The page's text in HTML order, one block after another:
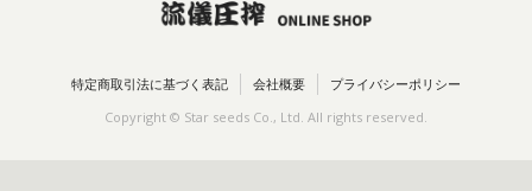
特定商取引法に基づく表記 会社概要 プライバシーポリシー
Copyright © Star seeds Co., Ltd. All rights reserved.